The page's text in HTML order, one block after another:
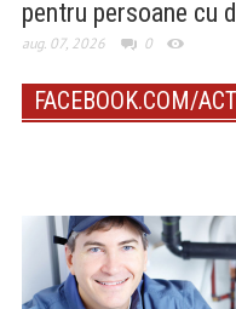
pentru persoane cu
aug. 07, 2026 0
FACEBOOK.COM/